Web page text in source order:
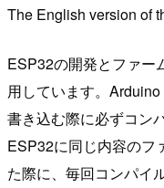
The English version of
ESP32の開発とファー
用しています。
書き込む際に必ずコン
ESP32に同じ内容のフ
た際に、毎回コンパイ